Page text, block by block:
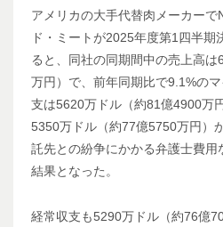
アメリカの大手代替肉メーカーで
ド・ミートが2025年度第1四半期
ると、同社の同期間中の売上高
万円）で、前年同期比で9.1%の
支は5620万ドル（約81億4900万
5350万ドル（約77億5750万円）
託先との紛争にかかる弁護士費用
結果となった。
経常収支も5290万ドル（約76億